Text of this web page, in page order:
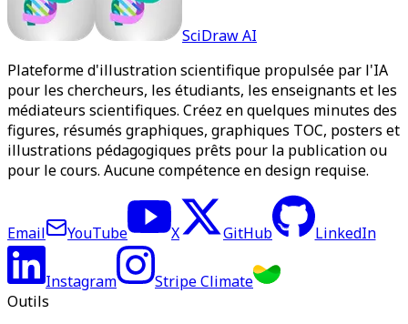
SciDraw AI
Plateforme d'illustration scientifique propulsée par l'IA
pour les chercheurs, les étudiants, les enseignants et les
médiateurs scientifiques. Créez en quelques minutes des
figures, résumés graphiques, graphiques TOC, posters et
illustrations pédagogiques prêts pour la publication ou
pour le cours. Aucune compétence en design requise.
Email YouTube X GitHub LinkedIn
Instagram
Stripe Climate
Outils